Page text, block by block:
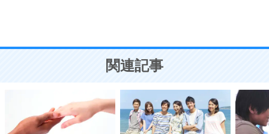
ことが大切。
関連記事